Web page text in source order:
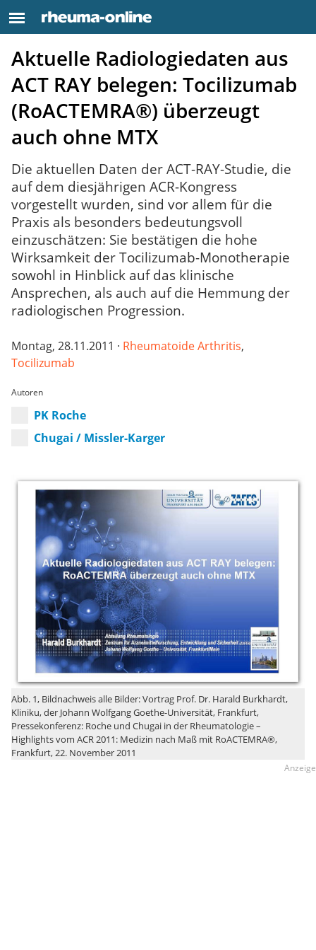
Aktuelle Radiologiedaten aus
ACT RAY belegen: Tocilizumab
(RoACTEMRA®) überzeugt
auch ohne MTX
Die aktuellen Daten der ACT-RAY-Studie, die
auf dem diesjährigen ACR-Kongress
vorgestellt wurden, sind vor allem für die
Praxis als besonders bedeutungsvoll
einzuschätzen: Sie bestätigen die hohe
Wirksamkeit der Tocilizumab-Monotherapie
sowohl in Hinblick auf das klinische
Ansprechen, als auch auf die Hemmung der
radiologischen Progression.
Montag, 28.11.2011 · Rheumatoide Arthritis,
Tocilizumab
Autor
PK Roche
Chugai / Missler-Karger
Abb. 1, Bildnachweis alle Bilder: Vortrag Prof. Dr. Harald Burkhardt,
Kliniku, der Johann Wolfgang Goethe-Universität, Frankfurt,
Pressekonferenz: Roche und Chugai in der Rheumatologie –
Highlights vom ACR 2011: Medizin nach Maß mit RoACTEMRA®,
Frankfurt, 22. November 2011